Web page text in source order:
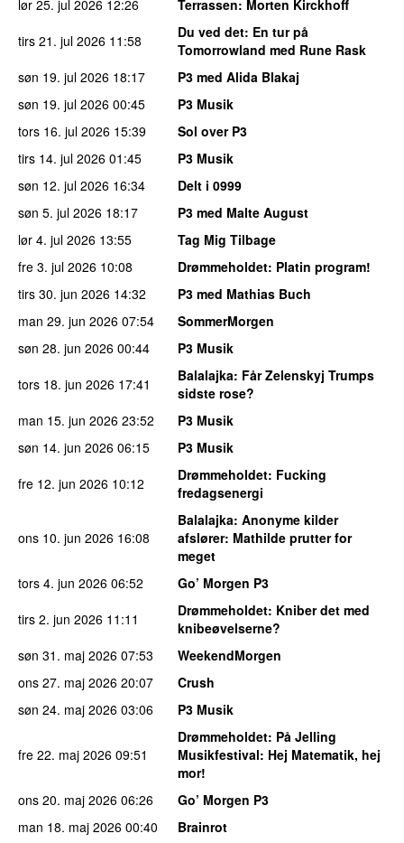
lør 25. jul 2026 12:26 Terrassen: Morten Kirckhoff
tirs 21. jul 2026 11:58 Du ved det: En tur på
Tomorrowland med Rune Rask
søn 19. jul 2026 18:17
P3 med Alida Blakaj
søn 19. jul 2026 00:45
P3 Musik
tors 16. jul 2026 15:39
Sol over P3
tirs 14. jul 2026 01:45
P3 Musik
søn 12. jul 2026 16:34
Delt i 0999
søn 5. jul 2026 18:17
P3 med Malte August
lør 4. jul 2026 13:55
Tag Mig Tilbage
fre 3. jul 2026 10:08 Drømmeholdet: Platin program!
tirs 30. jun 2026 14:32
P3 med Mathias Buch
man 29. jun 2026 07:54
SommerMorgen
søn 28. jun 2026 00:44
P3 Musik
tors 18. jun 2026 17:41 Balalajka: Får Zelenskyj Trumps
sidste rose?
man 15. jun 2026 23:52
P3 Musik
søn 14. jun 2026 06:15
P3 Musik
fre 12. jun 2026 10:12 Drømmeholdet: Fucking
fredagsenergi
ons 10. jun 2026 16:08
Balalajka: Anonyme kilder
afslører: Mathilde prutter for
meget
tors 4. jun 2026 06:52
Go’ Morgen P3
tirs 2. jun 2026 11:11 Drømmeholdet: Kniber det med
knibeøvelserne?
søn 31. maj 2026 07:53
WeekendMorgen
ons 27. maj 2026 20:07
Crush
søn 24. maj 2026 03:06 P3 Musik
fre 22. maj 2026 09:51
Drømmeholdet: På Jelling
Musikfestival: Hej Matematik, hej
mor!
ons 20. maj 2026 06:26
Go’ Morgen P3
man 18. maj 2026 00:40
Brainrot